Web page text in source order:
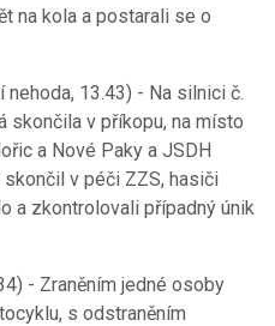
na kola a postarali se o
nehoda, 13.43) - Na silnici č.
skončila v příkopu, na místo
a Nové Paky a JSDH
v péči ZZS, hasiči
a zkontrolovali případný únik
- Zraněním jedné osoby
s odstraněním